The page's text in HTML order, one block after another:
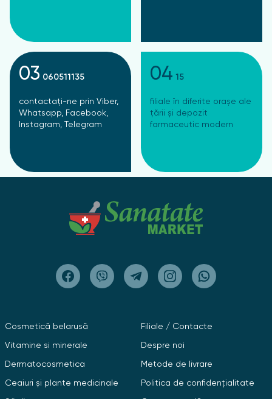
03 060511135
contactați-ne prin Viber,
Whatsapp, Facebook,
Instagram, Telegram
04 15
filiale în diferite orașe ale
țării și depozit
farmaceutic modern
Cosmetică belarusă
Vitamine si minerale
Dermatocosmetica
Ceaiuri și plante medicinale
Filiale / Contacte
Despre noi
Metode de livrare
Politica de confidențialitate